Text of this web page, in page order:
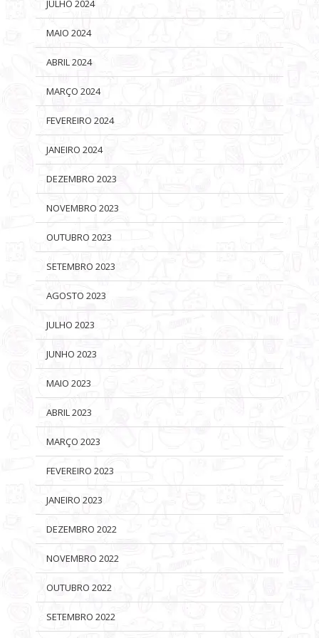
JULHO 2024
MAIO 2024
ABRIL 2024
MARÇO 2024
FEVEREIRO 2024
JANEIRO 2024
DEZEMBRO 2023
NOVEMBRO 2023
OUTUBRO 2023
SETEMBRO 2023
AGOSTO 2023
JULHO 2023
JUNHO 2023
MAIO 2023
ABRIL 2023
MARÇO 2023
FEVEREIRO 2023
JANEIRO 2023
DEZEMBRO 2022
NOVEMBRO 2022
OUTUBRO 2022
SETEMBRO 2022